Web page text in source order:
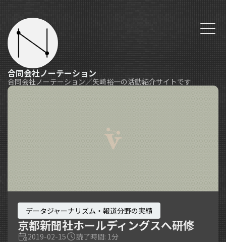
合同会社ノーテーション
合同会社ノーテーション／矢崎裕一の活動紹介サイトです
データジャーナリズム・報道分野の実績
京都新聞社ホールディングスへ研修
2019-02-15 読了時間: 1分